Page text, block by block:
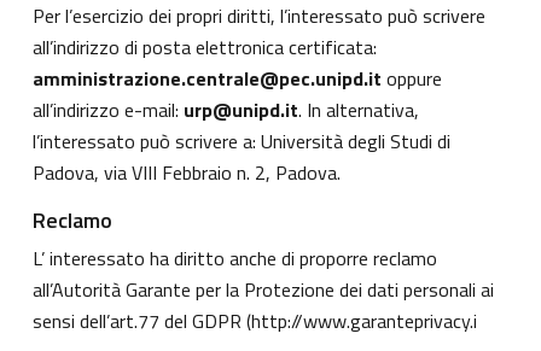
Per l’esercizio dei propri diritti, l’interessato può scrivere
all’indirizzo di posta elettronica certificata:
amministrazione.centrale@pec.unipd.it oppure
all’indirizzo e-mail: urp@unipd.it. In alternativa,
l’interessato può scrivere a: Università degli Studi di
Padova, via VIII Febbraio n. 2, Padova.
Reclamo
L’ interessato ha diritto anche di proporre reclamo
all’Autorità Garante per la Protezione dei dati personali ai
sensi dell’art.77 del GDPR (http://www.garanteprivacy.i